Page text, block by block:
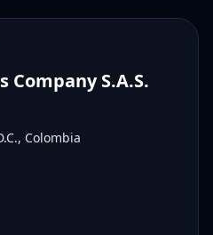
S.A.S.
Colombia